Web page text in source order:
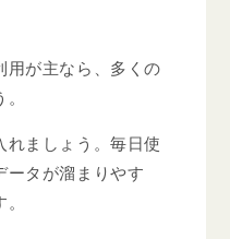
用が主なら、多くの
れましょう。毎日使
ータが溜まりやす